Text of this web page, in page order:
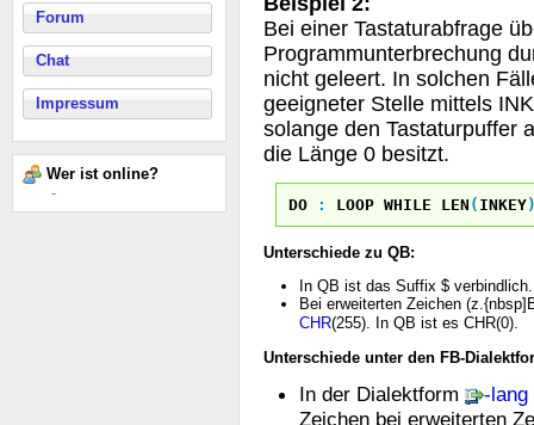
Forum
Chat
Impressum
Wer ist online?
-
Bei einer Tastaturabfrage
Programmunterbrechung
nicht geleert. In solchen
geeigneter Stelle mittels
solange den Tastaturpuffer
die Länge 0 besitzt.
DO : LOOP WHILE LEN ( INKEY
Unterschiede zu QB:
In QB ist das Suffix $ verbindlich.
Bei erweiterten Zeichen
CHR(255). In QB ist es CHR(0).
Unterschiede unter den FB-
In der Dialektform
-lang
Zeichen bei erweiterten